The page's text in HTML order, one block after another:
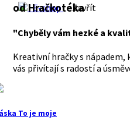
E-shop Zavřít
od Hračkotéka
"Chyběly vám hezké a
Kreativní hračky s
vás přivítají s radostí a
To je moje